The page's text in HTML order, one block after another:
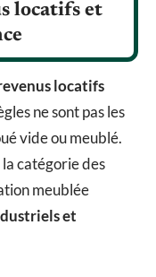
locatifs et
locatifs
ne sont pas les
vide ou meublé.
catégorie des
meublée
et